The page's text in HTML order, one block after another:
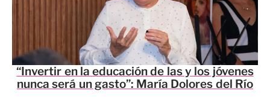
“Invertir en la educación de las y los jóvenes
nunca será un gasto”: María Dolores del Río